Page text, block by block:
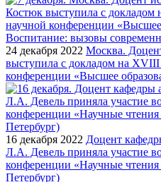
24 декабря 2022 Москва.
выступила с докладом на
конференции «Высшее
16 декабря 2022 Доцент
Л.А. Девель приняла участие
конференции «Научные
Петербург)